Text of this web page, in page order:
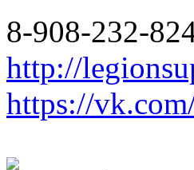
8-908-232-
http://
https://